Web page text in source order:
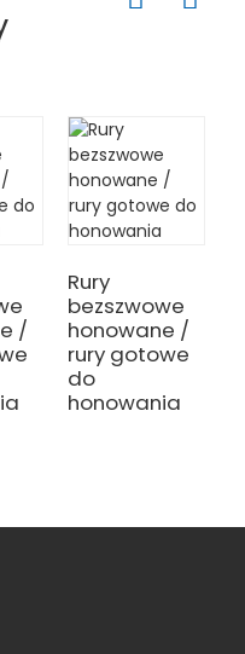
/
Rury
bezszwowe
honowane /
rury gotowe
do
honowania